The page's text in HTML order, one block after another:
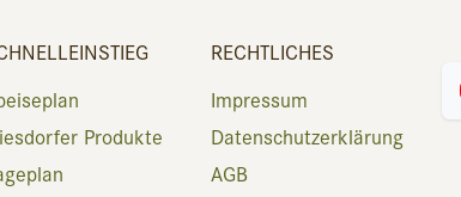
Produkte
RECHTLICHES
Impressum
Datenschutzerklärung
AGB